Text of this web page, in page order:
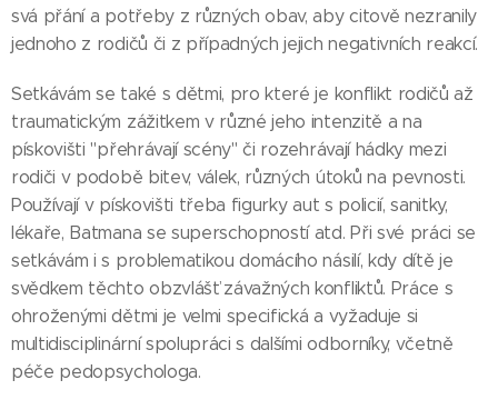
svá přání a potřeby z různých obav, aby citově nezranily
jednoho z rodičů či z případných jejich negativních reakcí.
Setkávám se také s dětmi, pro které je konflikt rodičů až
traumatickým zážitkem v různé jeho intenzitě a na
pískovišti "přehrávají scény" či rozehrávají hádky mezi
rodiči v podobě bitev, válek, různých útoků na pevnosti.
Používají v pískovišti třeba figurky aut s policií, sanitky,
lékaře, Batmana se superschopností atd. Při své práci se
setkávám i s problematikou domácího násilí, kdy dítě je
svědkem těchto obzvlášť závažných konfliktů. Práce s
ohroženými dětmi je velmi specifická a vyžaduje si
multidisciplinární spolupráci s dalšími odborníky, včetně
péče pedopsychologa.